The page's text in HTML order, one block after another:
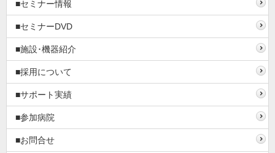
■セミナー情報
■セミナーDVD
■施設･機器紹介
■採用について
■サポート実績
■参加病院
■お問合せ